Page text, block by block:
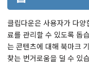
클립다운은 사용자가 다
료를 관리할 수 있도록 돕
는 콘텐츠에 대해 북마크
찾는 번거로움을 덜 수 있